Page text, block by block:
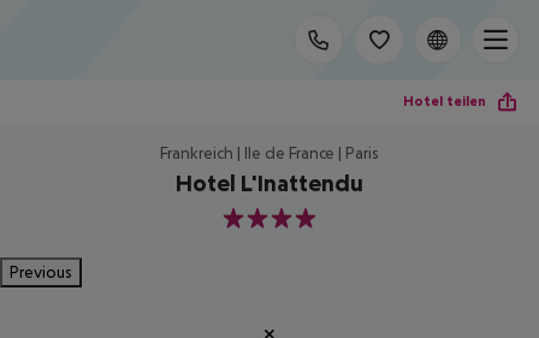
Hotel teilen
Frankreich | Ile de France | Paris
Hotel L'Inattendu
4
Previous